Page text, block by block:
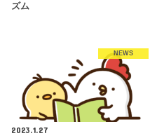
ズム
NEWS
2023.1.27